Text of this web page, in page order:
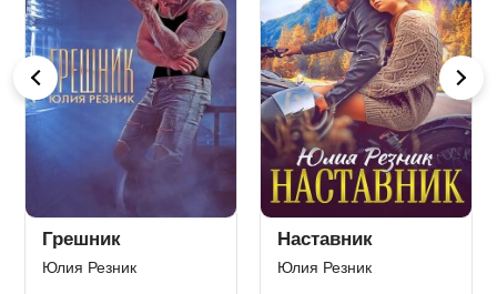
Девочка Шаха
Кристина Майер
По осколкам твоей
лжи